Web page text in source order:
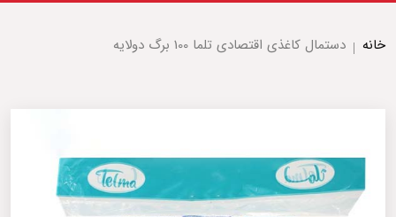
خانه دستمال کاغذی اقتصادی تلما 100 برگ دولایه